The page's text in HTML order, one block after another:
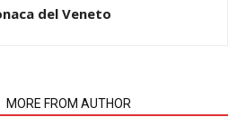
del Veneto
MORE FROM AUTHOR